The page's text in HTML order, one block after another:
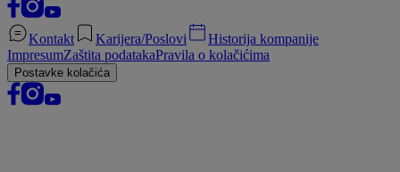
Kontakt Karijera/Poslovi
Historija kompanije
ImpresumZaštita podatakaPravila o kolačićima
Postavke kolačića